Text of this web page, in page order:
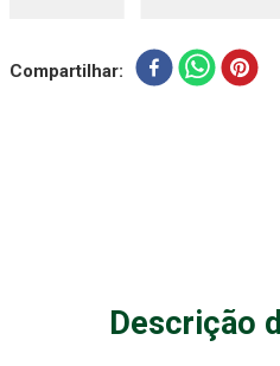
Compartilhar
Descrição